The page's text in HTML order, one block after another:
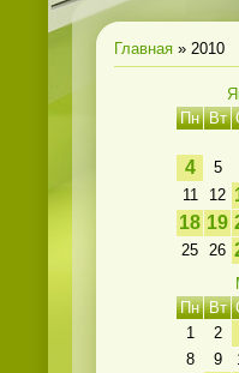
Главная » 2010
Пн Вт
4 5
11 12
18 19
25 26
Пн Вт
1
2
8
9